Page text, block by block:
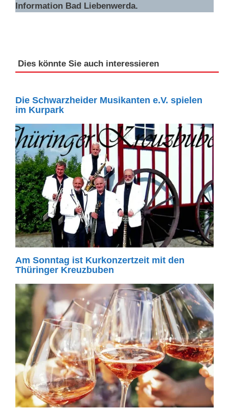
Information Bad Liebenwerda.
Dies könnte Sie auch interessieren
Die Schwarzheider Musikanten e.V. spielen
im Kurpark
Am Sonntag ist Kurkonzertzeit mit den
Thüringer Kreuzbuben